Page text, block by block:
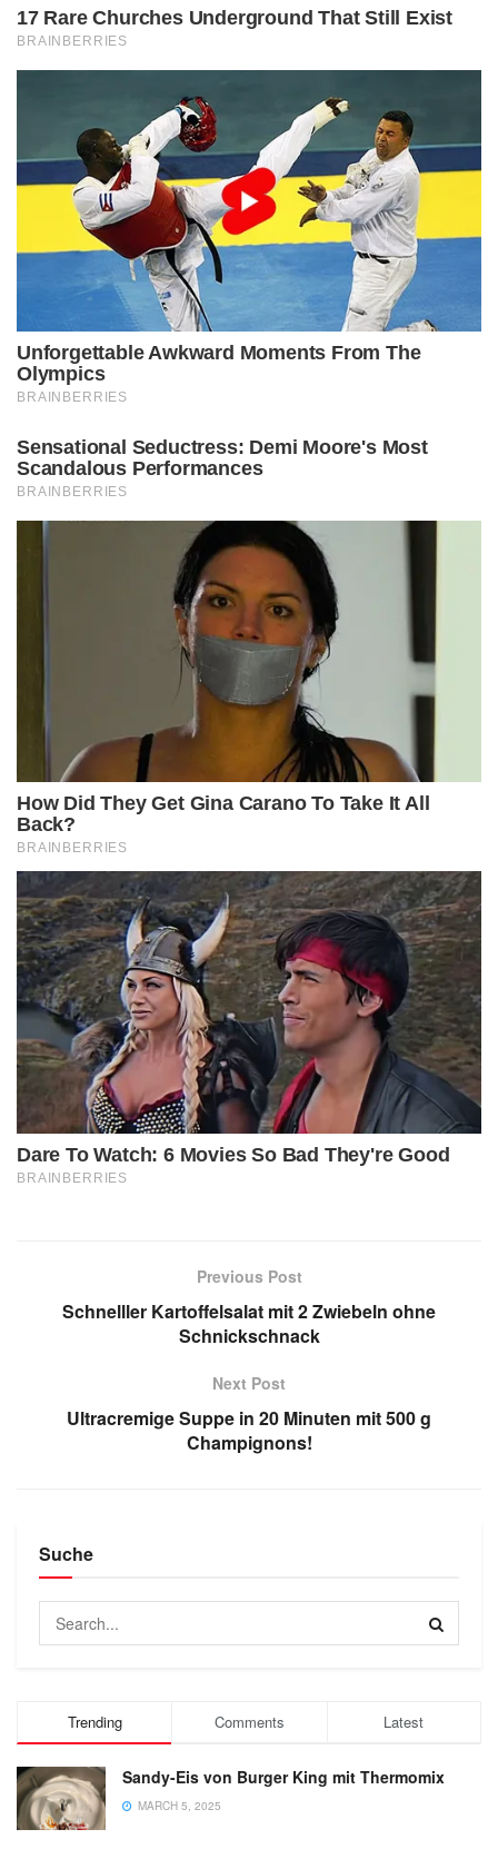
Previous Post
Schnelller Kartoffelsalat mit 2 Zwiebeln ohne
Schnickschnack
Next Post
Ultracremige Suppe in 20 Minuten mit 500 g
Champignons!
Suche
Trending Comments Latest
Sandy-Eis von Burger King mit Thermomix
MARCH 5, 2025